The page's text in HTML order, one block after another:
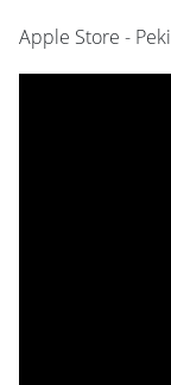
Apple Store -